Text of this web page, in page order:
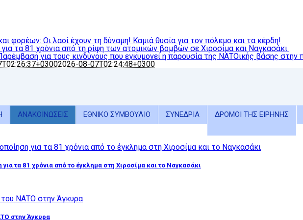
φορέων: Οι λαοί έχουν τη δύναμη! Καμιά θυσία για τον πόλεμο και τα κέρδη!
τα 81 χρόνια από τη ρίψη των ατομικών βομβών σε Χιροσίμα και Ναγκασάκι
για τους κινδύνους που εγκυμονεί η παρουσία της ΝΑΤΟικής βάσης στην
2026-08-07T02:24:48+0300
ΑΝΑΚΟΙΝΩΣΕΙΣ ΕΘΝΙΚΟ ΣΥΜΒΟΥΛΙΟ ΣΥΝΕΔΡΙΑ ΔΡΟΜΟΙ ΤΗΣ ΕΙΡΗΝΗΣ
για τα 81 χρόνια από το έγκλημα στη Χιροσίμα και το Ναγκασάκι
στην Άγκυρα